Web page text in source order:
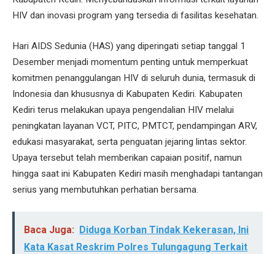
HIV dan inovasi program yang tersedia di fasilitas kesehatan.
Hari AIDS Sedunia (HAS) yang diperingati setiap tanggal 1
Desember menjadi momentum penting untuk memperkuat
komitmen penanggulangan HIV di seluruh dunia, termasuk di
Indonesia dan khususnya di Kabupaten Kediri. Kabupaten
Kediri terus melakukan upaya pengendalian HIV melalui
peningkatan layanan VCT, PITC, PMTCT, pendampingan ARV,
edukasi masyarakat, serta penguatan jejaring lintas sektor.
Upaya tersebut telah memberikan capaian positif, namun
hingga saat ini Kabupaten Kediri masih menghadapi tantangan
serius yang membutuhkan perhatian bersama.
Baca Juga: Diduga Korban Tindak Kekerasan, Ini
Kata Kasat Reskrim Polres Tulungagung Terkait